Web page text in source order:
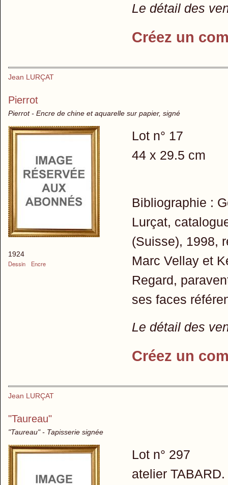
Le détail des
Créez un
Jean LURÇAT
Pierrot
Pierrot - Encre de chine et aquarelle sur papier, signé
1924
Dessin
Encre
Lot n° 17
44 x 29.5 cm
Bibliographie :
Lurçat,
(Suisse), 1998,
Marc Vellay et
Regard,
ses faces
Le détail des
Créez un
Jean LURÇAT
"Taureau"
"Taureau" - Tapisserie signée
Lot n° 297
atelier